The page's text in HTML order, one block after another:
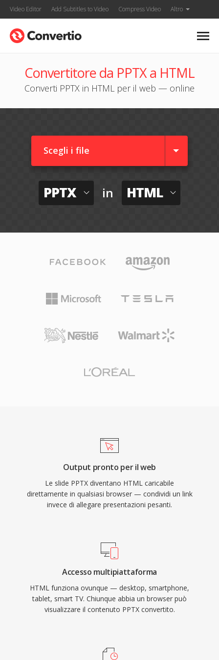
Video Editor Add Subtitles to Video Compress Video Altro
Convertitore da PPTX a HTML
Converti PPTX in HTML per il web — online
Scegli i file
PPTX in HTML
Output pronto per il web
Le slide PPTX diventano HTML caricabile
direttamente in qualsiasi browser — condividi un link
invece di allegare presentazioni pesanti.
Accesso multipiattaforma
HTML funziona ovunque — desktop, smartphone,
tablet, smart TV. Chiunque abbia un browser può
visualizzare il contenuto PPTX convertito.